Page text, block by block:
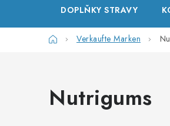
DOPLŇKY STRAVY
StartseiteVerkaufte Marken
Nutrigums